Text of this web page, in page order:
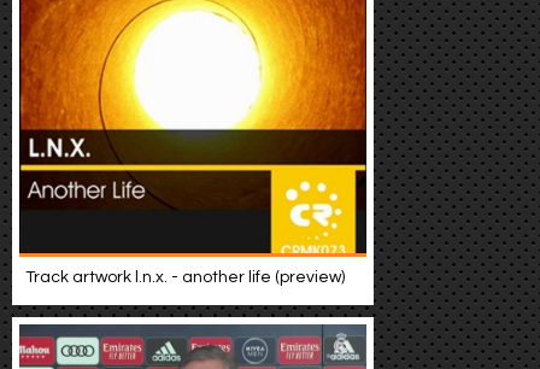
Track artwork l.n.x. - another life (preview)